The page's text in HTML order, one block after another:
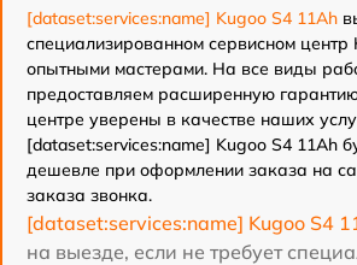
[dataset:services:name] Kugoo S4 11Ah
специализированном сервисном центр
опытными мастерами. На все виды
предоставляем расширенную
центре уверены в качестве наших
[dataset:services:name] Kugoo S4 11Ah
дешевле при оформлении заказа на
заказа звонка.
[dataset:services:name] Kugoo S4
на выезде, если не требует